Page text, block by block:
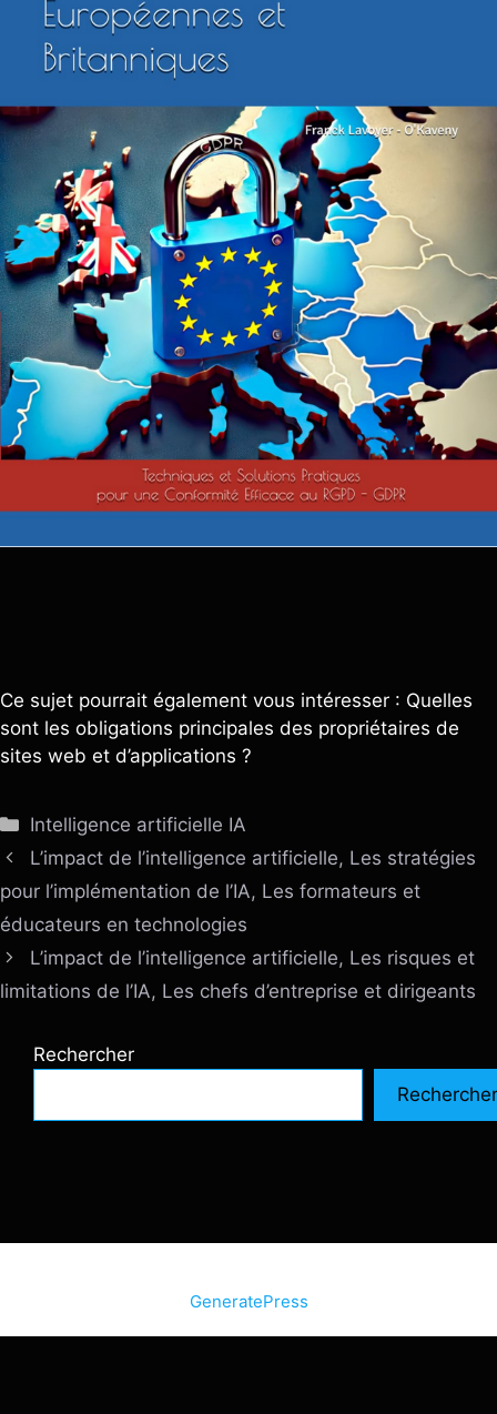
Ce sujet pourrait également vous intéresser : Quelles
sont les obligations principales des propriétaires de
sites web et d’applications ?
Catégories
Intelligence artificielle IA
L’impact de l’intelligence artificielle, Les stratégies
pour l’implémentation de l’IA, Les formateurs et
éducateurs en technologies
L’impact de l’intelligence artificielle, Les risques et
limitations de l’IA, Les chefs d’entreprise et dirigeants
Rechercher
Rechercher
GeneratePress